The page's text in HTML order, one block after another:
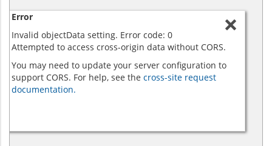
Error
Invalid objectData setting. Error code: 0
Attempted to access cross-origin data without CORS.
You may need to update your server configuration to
support CORS. For help, see the cross-site request
documentation.